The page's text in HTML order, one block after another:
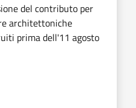
del contributo per
architettoniche
prima dell'11 agosto